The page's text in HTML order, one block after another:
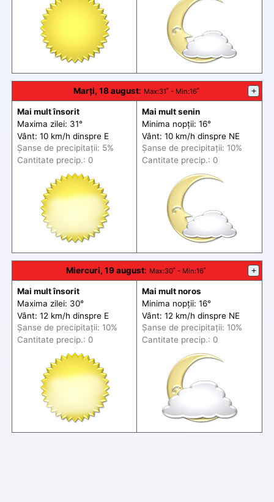
Marți, 18 august: Max:31˚ - Min:16˚ +
Mai mult însorit
Maxima zilei: 31°
Vânt: 10 km/h dinspre E
Șanse de precipitații: 5%
Cantitate precip.: 0
Mai mult senin
Minima nopții: 16°
Vânt: 10 km/h dinspre NE
Șanse de precipitații: 10%
Cantitate precip.: 0
Miercuri, 19 august: Max:30˚ - Min:16˚ +
Mai mult însorit
Maxima zilei: 30°
Vânt: 12 km/h dinspre E
Șanse de precipitații: 10%
Cantitate precip.: 0
Mai mult noros
Minima nopții: 16°
Vânt: 12 km/h dinspre NE
Șanse de precipitații: 10%
Cantitate precip.: 0